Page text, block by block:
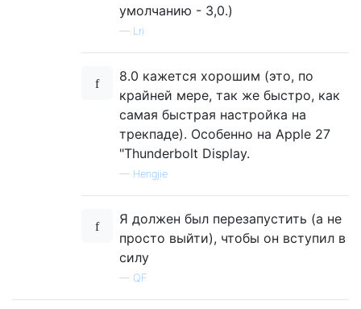
умолчанию - 3,0.)
— Lri
8.0 кажется хорошим (это, по
крайней мере, так же быстро, как
самая быстрая настройка на
трекпаде). Особенно на Apple 27
"Thunderbolt Display.
— Hengjie
Я должен был перезапустить (а не
просто выйти), чтобы он вступил в
силу
— QF